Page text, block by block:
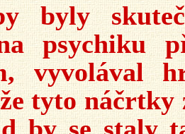
byly
psychiku
vyvolával
tyto náčrtky